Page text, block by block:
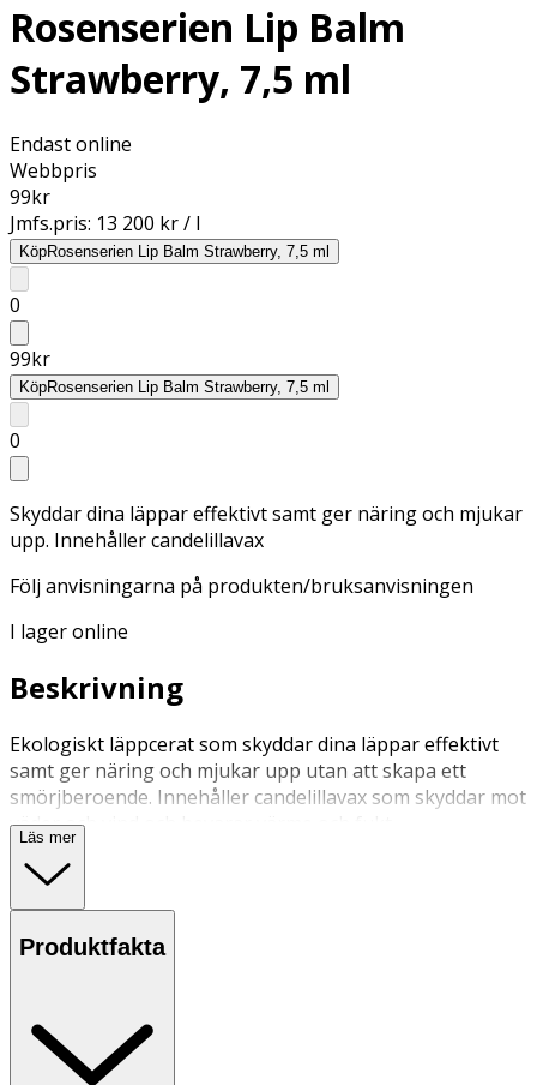
Rosenserien Lip Balm
Strawberry, 7,5 ml
Endast online
Webbpris
99kr
Jmfs.pris: 13 200 kr / l
KöpRosenserien Lip Balm Strawberry, 7,5 ml
0
99kr
KöpRosenserien Lip Balm Strawberry, 7,5 ml
0
Skyddar dina läppar effektivt samt ger näring och mjukar
upp. Innehåller candelillavax
Följ anvisningarna på produkten/bruksanvisningen
I lager online
Beskrivning
Ekologiskt läppcerat som skyddar dina läppar effektivt
samt ger näring och mjukar upp utan att skapa ett
smörjberoende. Innehåller candelillavax som skyddar mot
väder och vind och bevarar värme och fukt.
Används på läpparna vid behov dagligen.
Läs mer
Produktfakta